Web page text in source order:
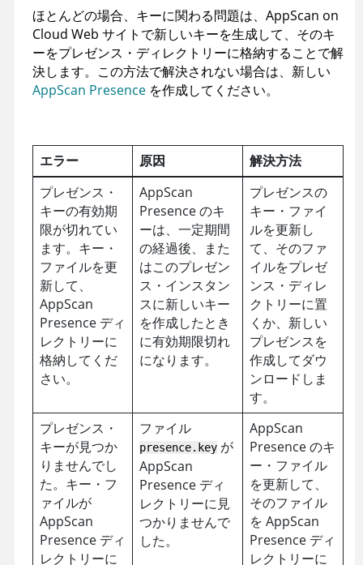
ほとんどの場合、キーに関わる問題は、 AppScan on
Cloud Web サイトで新しいキーを生成して、そのキ
ーをプレゼンス・ディレクトリーに格納することで解
決します。この方法で解決されない場合は、新しい
AppScan Presence を作成してください。
エラー 原因
解決方法
プレゼンス・
キーの有効期
限が切れてい
ます。キー・
ファイルを更
新して、
AppScan
Presenceディ
レクトリーに
格納してくだ
さい。
AppScan
Presenceのキ
ーは、一定期間
の経過後、また
はこのプレゼン
ス・インスタン
スに新しいキー
を作成したとき
に有効期限切れ
になります。
プレゼンスの
キー・ファイ
ルを更新し
て、そのファ
イルをプレゼ
ンス・ディレ
クトリーに置
くか、新しい
プレゼンスを
作成してダウ
ンロードしま
す。
プレゼンス・
キーが見つか
りませんでし
た。キー・フ
ァイルが
AppScan
Presenceディ
レクトリーに
ファイル
presence.keyが
AppScan
Presenceディ
レクトリーに見
つかりませんで
した。
AppScan
Presence のキ
ー・ファイル
を更新して、
そのファイル
を AppScan
Presence ディ
レクトリーに